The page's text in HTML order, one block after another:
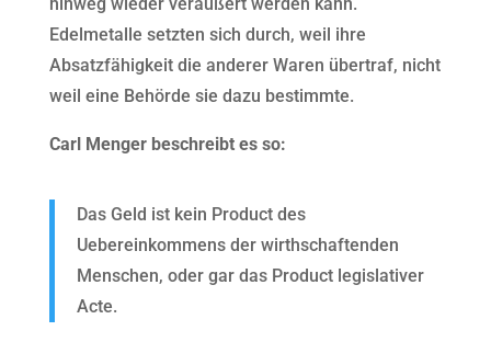
hinweg wieder veräußert werden kann.
Edelmetalle setzten sich durch, weil ihre
Absatzfähigkeit die anderer Waren übertraf, nicht
weil eine Behörde sie dazu bestimmte.
Carl Menger beschreibt es so:
Das Geld ist kein Product des
Uebereinkommens der wirthschaftenden
Menschen, oder gar das Product legislativer
Acte.